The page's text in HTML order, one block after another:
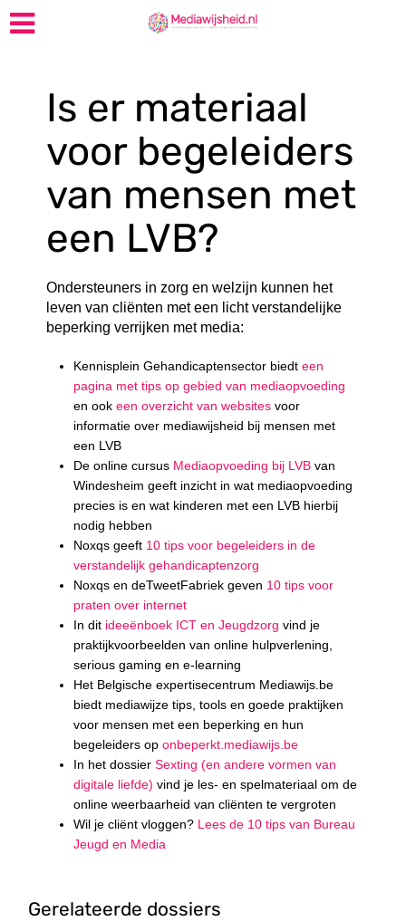
Is er materiaal
voor begeleiders
van mensen met
een LVB?
Ondersteuners in zorg en welzijn kunnen het
leven van cliënten met een licht verstandelijke
beperking verrijken met media:
Kennisplein Gehandicaptensector biedteen
pagina met tips op gebied van mediaopvoeding
en ookeen overzicht van websites voor
informatie over mediawijsheid bij mensen met
een LVB
De online cursus Mediaopvoeding bij LVB van
Windesheim geeft inzicht in wat mediaopvoeding
precies is en wat kinderen met een LVB hierbij
nodig hebben
Noxqs geeft 10 tips voor begeleiders in de
verstandelijk gehandicaptenzorg
Noxqs en deTweetFabriek geven 10 tips voor
praten over internet
In dit ideeënboek ICT en Jeugdzorg vind je
praktijkvoorbeelden van online hulpverlening,
serious gaming en e-learning
Het Belgische expertisecentrum Mediawijs.be
biedt mediawijze tips, tools en goede praktijken
voor mensen met een beperking en hun
begeleiders oponbeperkt.mediawijs.be
In het dossierSexting (en andere vormen van
digitale liefde) vind je les- en spelmateriaal om de
online weerbaarheid van cliënten te vergroten
Wil je cliënt vloggen? Lees de 10 tips van Bureau
Jeugd en Media
Gerelateerde dossiers